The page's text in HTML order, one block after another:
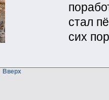
стал
сих
Вверх